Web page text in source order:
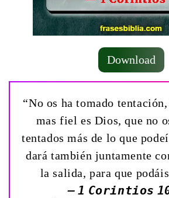
Download
“No os ha tomado
mas fiel es Dios, que no
tentados más de lo que
dará también juntamente
la salida, para que
— 1 Corintios